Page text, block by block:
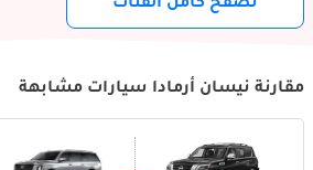
تصفح كامل الفئات
مقارنة نيسان أرمادا سيارات مشابهة